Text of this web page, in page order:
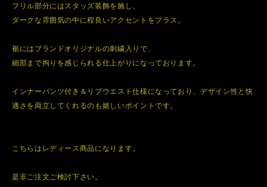
フリル部分にはスタッズ装飾を施し、
ダークな雰囲気の中に程良いアクセントをプラス。
裾にはブランドオリジナルの刺繍入りで、
細部まで拘りを感じられる仕上がりになっております。
インナーパンツ付き＆リブウエスト仕様になっており、デザイン性と快
適さを両立してくれるのも嬉しいポイントです。
こちらはレディース商品になります。
是非ご注文ご検討下さい。